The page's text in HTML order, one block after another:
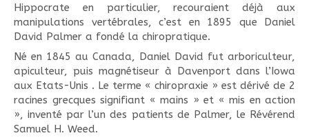
Hippocrate en particulier, recouraient déjà aux
manipulations vertébrales, c’est en 1895 que Daniel
David Palmer a fondé la chiropratique.
Né en 1845 au Canada, Daniel David fut arboriculteur,
apiculteur, puis magnétiseur à Davenport dans l’Iowa
aux Etats-Unis . Le terme « chiropraxie » est dérivé de 2
racines grecques signifiant « mains » et « mis en action
», inventé par l’un des patients de Palmer, le Révérend
Samuel H. Weed.